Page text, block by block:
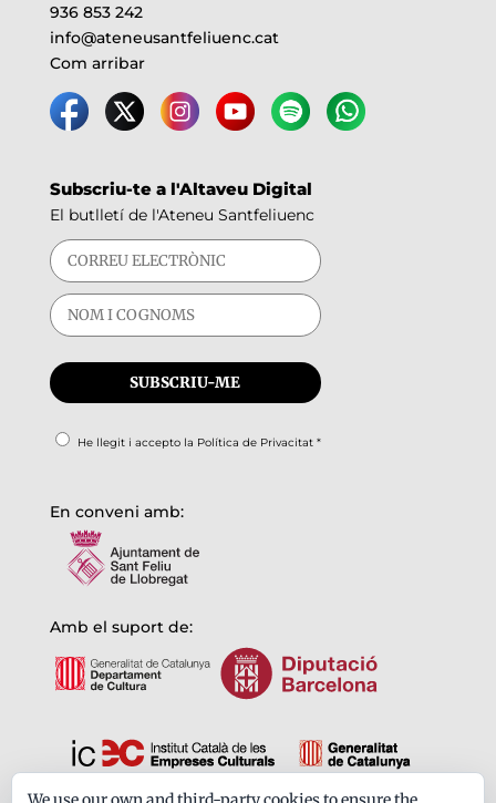
936 853 242
info@ateneusantfeliuenc.cat
Com arribar
Subscriu-te a l'Altaveu Digital
El butlletí de l'Ateneu Santfeliuenc
He llegit i accepto la Política de Privacitat*
En conveni amb:
Amb el suport de: